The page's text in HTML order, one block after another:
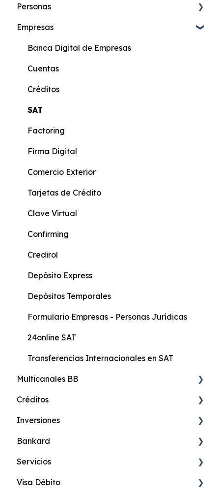
Personas
Cuenta de Ahorros Online
Cuenta Más Online
Cuenta Ahorros
Cuenta Corriente
Cuenta Más
Beneficiario de Giros
Cuenta KIDS
Cuenta Joven
Score Crediticio
Actualización de Datos
Formularios Persona Natural
Formularios persona natural con actividad
Empresas
Banca Digital de Empresas
Cuentas
Créditos
SAT
Factoring
Firma Digital
Comercio Exterior
Tarjetas de Crédito
Clave Virtual
Confirming
Credirol
Depósito Express
Depósitos Temporales
Formulario Empresas - Personas Jurídicas
24online SAT
Transferencias Internacionales en SAT
Multicanales BB
24online Banca en Internet
24móvil Banca Celular
24efectivo
24fono-Banca Telefónica
24compras Pagos en Línea
Créditos
Credimax Online
Credimax Hipotecario
Credimax Educativo
Credimax Efectivo
Inversiones
Certificado de Depósito Online
Certificado de Depósito en Oficina
Certificado de Depósitos a Plazo
Bankard
Paykard
LadyCard
Servicios
TeleTag
Visa Débito